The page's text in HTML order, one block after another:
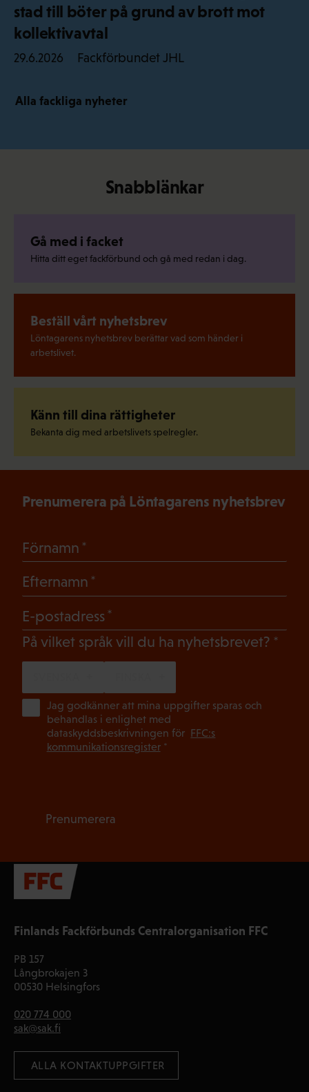
stad till böter på grund av brott mot
kollektivavtal
29.6.2026 Fackförbundet JHL
Alla fackliga nyheter
Snabblänkar
Gå med i facket
Hitta ditt eget fackförbund och gå med redan i dag.
Beställ vårt nyhetsbrev
Löntagarens nyhetsbrev berättar vad som händer i
arbetslivet.
Känn till dina rättigheter
Bekanta dig med arbetslivets spelregler.
Finlands Fackförbunds Centralorganisation FFC
PB 157
Långbrokajen 3
00530 Helsingfors
020 774 000
sak@sak.fi
ALLA KONTAKTUPPGIFTER
Prenumerera på Löntagarens nyhetsbrev
Förnamn
Efternamn
E-postadress
På vilket språk vill du ha nyhetsbrevet?
Jag godkänner att mina uppgifter sparas och
behandlas i enlighet med
dataskyddsbeskrivningen för FFC:s
kommunikationsregister*
Prenumerera